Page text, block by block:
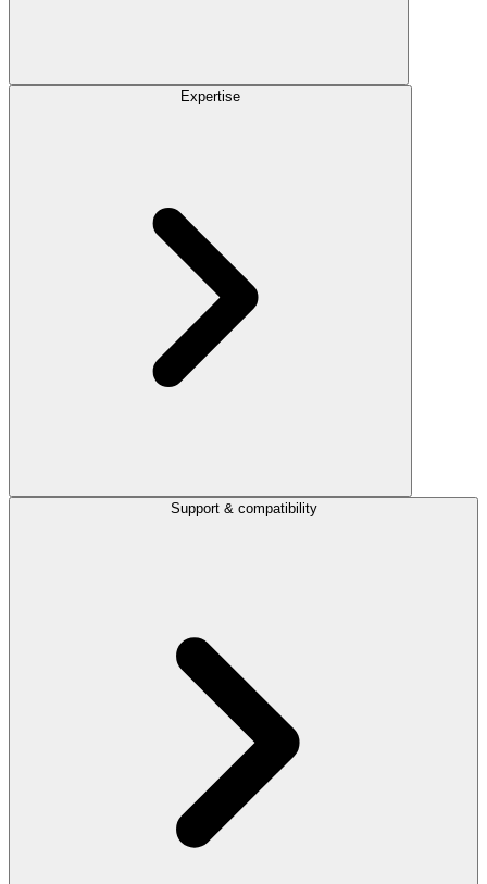
Expertise
Support & compatibility